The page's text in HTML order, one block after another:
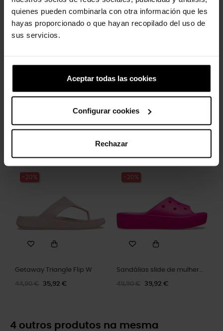
quienes pueden combinarla con otra información que les
hayas proporcionado o que hayan recopilado del uso de
sus servicios.
Aceptar todas las cookies
Configurar cookies
Rechazar
produto também compraram:
-20%
Brooklyn W
-20%
Getaway...
44,90 €
-20%
Getaway Triangle Flip W
44,90 € 35,92 €
-20%
Sandálias slide de mulher...
49,90 € 39,92 €
4 outros produtos na mesma